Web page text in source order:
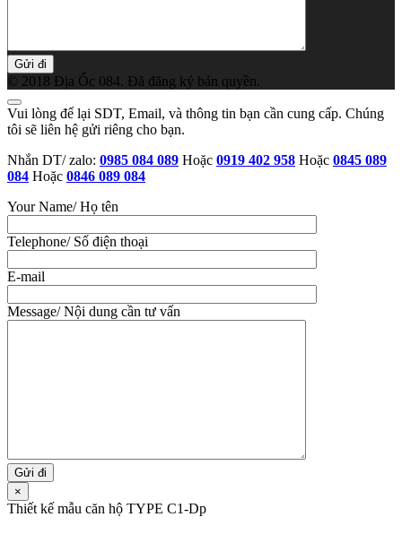
© 2018 Địa Ốc 084. Đã đăng ký bản quyền.
Vui lòng để lại SDT, Email, và thông tin bạn cần cung cấp. Chúng
tôi sẽ liên hệ gửi riêng cho bạn.
Nhắn DT/ zalo: 0985 084 089 Hoặc 0919 402 958 Hoặc 0845 089
084 Hoặc 0846 089 084
Your Name/ Họ tên
Telephone/ Số điện thoại
E-mail
Message/ Nội dung cần tư vấn
×
Thiết kế mẫu căn hộ TYPE C1-Dp